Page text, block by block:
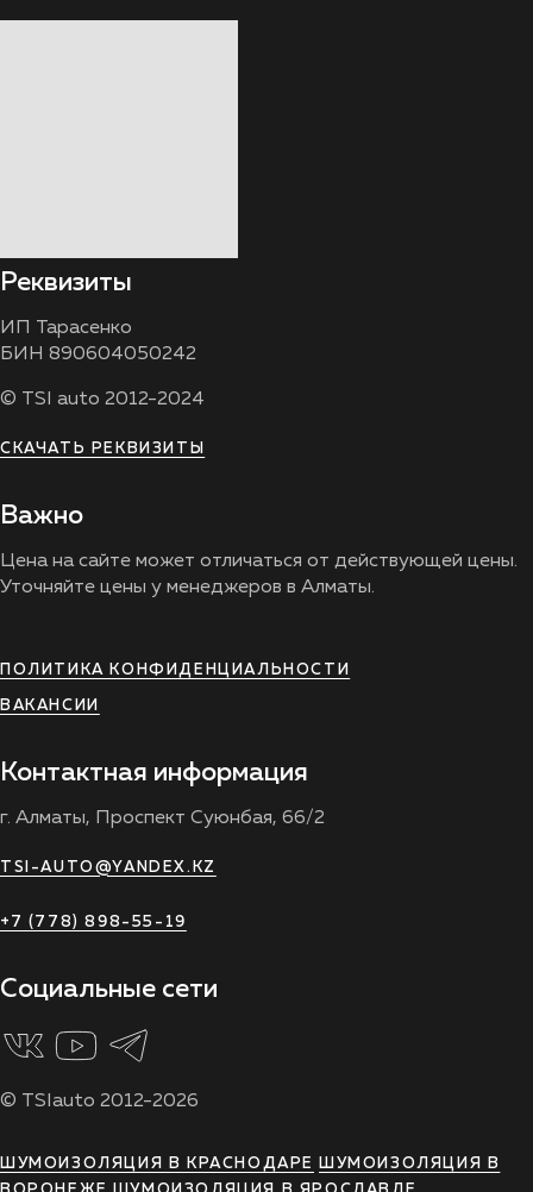
Реквизиты
ИП Тарасенко
БИН 890604050242
© TSI auto 2012-2024
СКАЧАТЬ РЕКВИЗИТЫ
Важно
Цена на сайте может отличаться от действующей цены.
Уточняйте цены у менеджеров в Алматы.
ПОЛИТИКА КОНФИДЕНЦИАЛЬНОСТИ
ВАКАНСИИ
Контактная информация
г. Алматы, Проспект Суюнбая, 66/2
TSI-AUTO@YANDEX.KZ
+7 (778) 898-55-19
Социальные сети
© TSIauto 2012-2026
ШУМОИЗОЛЯЦИЯ В КРАСНОДАРЕ
ШУМОИЗОЛЯЦИЯ В